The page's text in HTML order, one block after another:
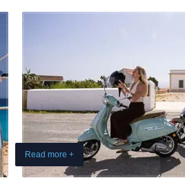
Read more +